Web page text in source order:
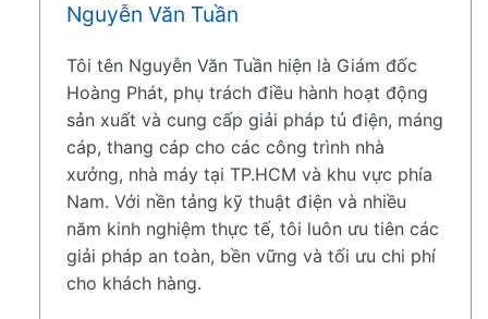
Nguyễn Văn Tuần
Tôi tên Nguyễn Văn Tuần hiện là Giám đốc
Hoàng Phát, phụ trách điều hành hoạt động
sản xuất và cung cấp giải pháp tủ điện, máng
cáp, thang cáp cho các công trình nhà
xưởng, nhà máy tại TP.HCM và khu vực phía
Nam. Với nền tảng kỹ thuật điện và nhiều
năm kinh nghiệm thực tế, tôi luôn ưu tiên các
giải pháp an toàn, bền vững và tối ưu chi phí
cho khách hàng.